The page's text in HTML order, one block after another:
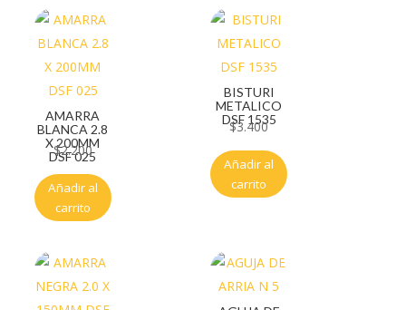
AMARRA
BLANCA 2.8
X 200MM
DSF 025
$2.200
Añadir al
carrito
BISTURI
METALICO
DSF 1535
$3.400
Añadir al
carrito